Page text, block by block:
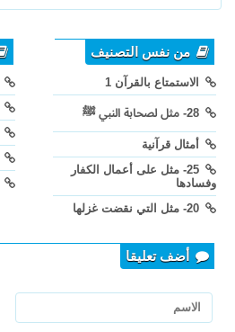
من نفس التصنيف
الاستمتاع بالقرآن 1
أمثال قرآنية
25- مثل على أعمال الكفار
وفسادها
أضف تعليقا